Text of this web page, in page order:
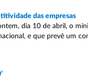
das empresas
dia 10 de abril, o
e que prevê um